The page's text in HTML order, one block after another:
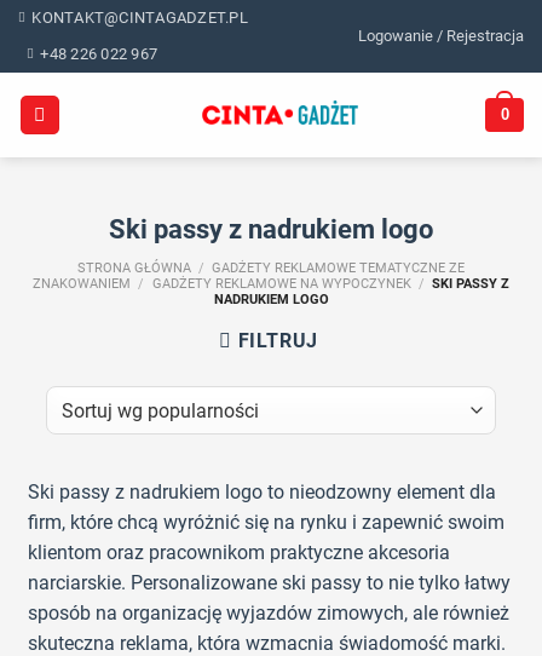
Skip
content
KONTAKT@CINTAGADZET.PL
+48 226 022 967
Logowanie / Rejestracja
0
Ski passy z nadrukiem logo
STRONA GŁÓWNA / GADŻETY REKLAMOWE TEMATYCZNE ZE
ZNAKOWANIEM
/ GADŻETY REKLAMOWE NA WYPOCZYNEK / SKI PASSY Z
NADRUKIEM LOGO
FILTRUJ
Ski passy z nadrukiem logo to nieodzowny element dla
firm, które chcą wyróżnić się na rynku i zapewnić swoim
klientom oraz pracownikom praktyczne akcesoria
narciarskie. Personalizowane ski passy to nie tylko łatwy
sposób na organizację wyjazdów zimowych, ale również
skuteczna reklama, która wzmacnia świadomość marki.